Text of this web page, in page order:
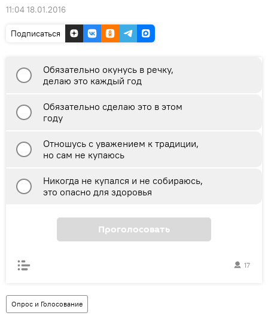
11:04 18.01.2016
Подписаться
Обязательно окунусь в речку,
делаю это каждый год
Обязательно сделаю это в этом
году
Отношусь с уважением к традиции,
но сам не купаюсь
Никогда не купался и не собираюсь,
это опасно для здоровья
Проголосовать
17
Опрос и Голосование